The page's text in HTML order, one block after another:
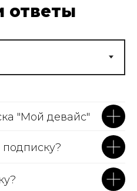
ответы
"Мой девайс"